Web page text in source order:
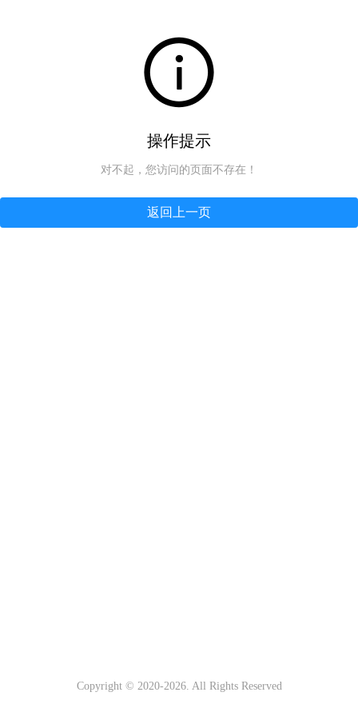
操作提示
对不起，您访问的页面不存在！
返回上一页
Copyright © 2020-2026. All Rights Reserved